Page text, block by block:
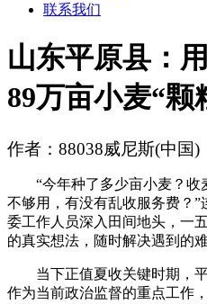
联系我们
山东平原县：
89万亩小麦“颗
作者：88038威尼斯(中国)
“今年种了多少亩小麦？收
不够用，有没有乱收服务费？
委工作人员深入田间地头，一
的真实想法，随时解决遇到的难
当下正值夏收关键时期，平
作为当前政治监督的重点工作